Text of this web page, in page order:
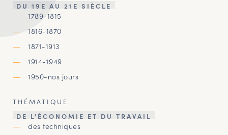
DU 19E AU 21E SIÈCLE
1789-1815
1816-1870
1871-1913
1914-1949
1950-nos jours
THÉMATIQUE
DE L'ÉCONOMIE ET DU TRAVAIL
des techniques